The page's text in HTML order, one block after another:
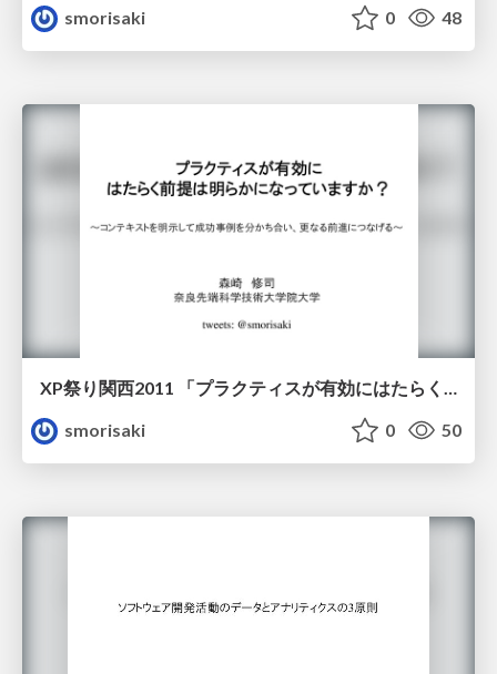
smorisaki
0 48
XP祭り関西2011 「プラクティスが有効にはたらく前提は明らかになっていますか？」
smorisaki
0 50